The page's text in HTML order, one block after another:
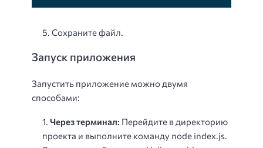
Сохраните файл.
Запуск приложения
Запустить приложение можно двумя
способами:
Через терминал: Перейдите в директорию
проекта и выполните команду node index.js.